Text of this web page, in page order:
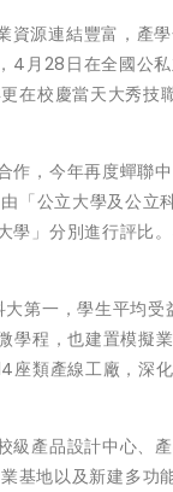
源連結豐富，產
4月28日在全國公
在校慶當天大秀技
作，今年再度蟬聯
「公立大學及公立
」分別進行評比
第一，學生平均
程，也建置模擬
類產線工廠，深
產品設計中心、
地以及新建多功